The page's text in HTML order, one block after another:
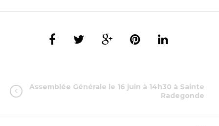
Assemblée Générale le 16 juin à 14h30 à Sainte
Radegonde